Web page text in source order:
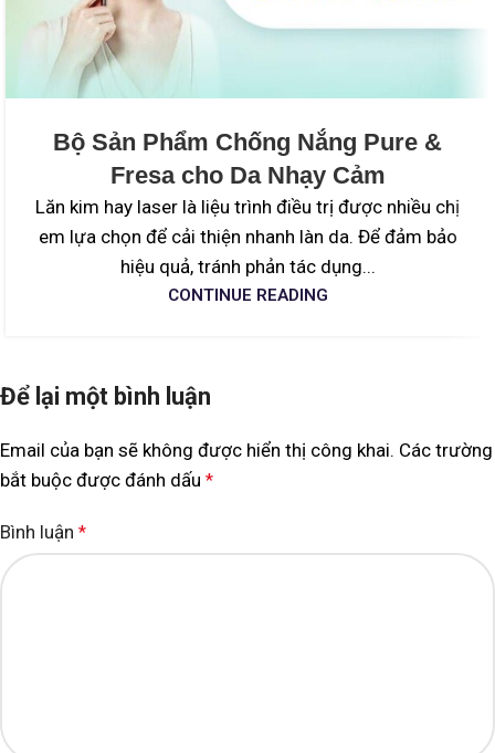
Bộ Sản Phẩm Chống Nắng Pure &
Fresa cho Da Nhạy Cảm
Lăn kim hay laser là liệu trình điều trị được nhiều chị
em lựa chọn để cải thiện nhanh làn da. Để đảm bảo
hiệu quả, tránh phản tác dụng...
CONTINUE READING
Để lại một bình luận
Email của bạn sẽ không được hiển thị công khai. Các trường
bắt buộc được đánh dấu *
Bình luận *